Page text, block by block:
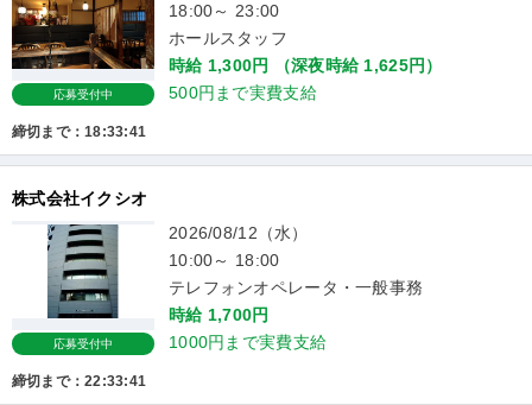
応募受付中
18:00～ 23:00
ホールスタッフ
時給 1,300円 （深夜時給 1,625円）
500円まで実費支給
締切まで：18:33:41
株式会社イクシオ
応募受付中
2026/08/12（水）
10:00～ 18:00
テレフォンオペレータ・一般事務
時給 1,700円
1000円まで実費支給
締切まで：22:33:41